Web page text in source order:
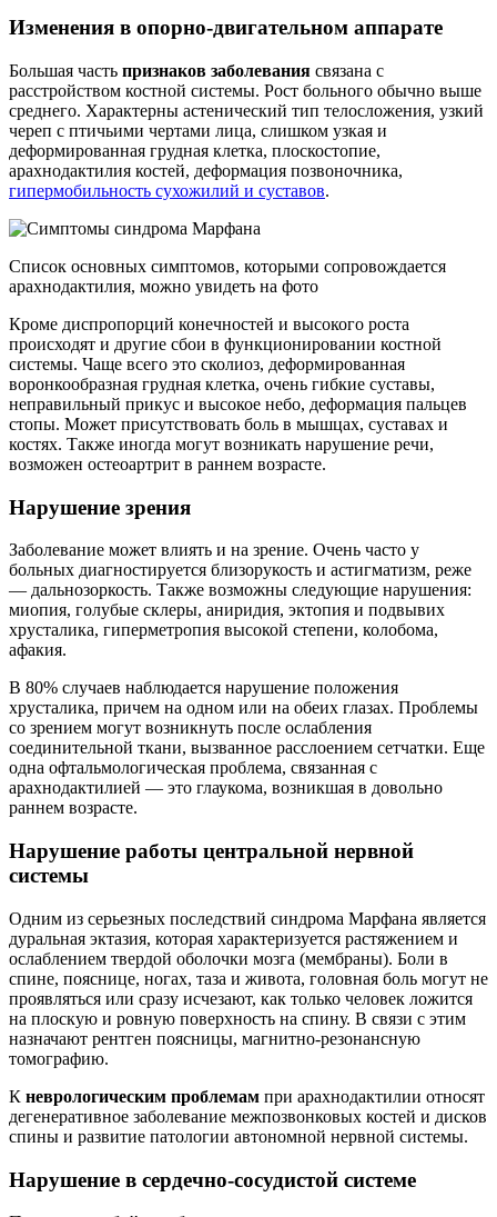
Изменения в опорно-двигательном аппарате
Большая часть признаков заболевания связана с
расстройством костной системы. Рост больного обычно выше
среднего. Характерны астенический тип телосложения, узкий
череп с птичьими чертами лица, слишком узкая и
деформированная грудная клетка, плоскостопие,
арахнодактилия костей, деформация позвоночника,
гипермобильность сухожилий и суставов.
Список основных симптомов, которыми сопровождается
арахнодактилия, можно увидеть на фото
Кроме диспропорций конечностей и высокого роста
происходят и другие сбои в функционировании костной
системы. Чаще всего это сколиоз, деформированная
воронкообразная грудная клетка, очень гибкие суставы,
неправильный прикус и высокое небо, деформация пальцев
стопы. Может присутствовать боль в мышцах, суставах и
костях. Также иногда могут возникать нарушение речи,
возможен остеоартрит в раннем возрасте.
Нарушение зрения
Заболевание может влиять и на зрение. Очень часто у
больных диагностируется близорукость и астигматизм, реже
— дальнозоркость. Также возможны следующие нарушения:
миопия, голубые склеры, аниридия, эктопия и подвывих
хрусталика, гиперметропия высокой степени, колобома,
афакия.
В 80% случаев наблюдается нарушение положения
хрусталика, причем на одном или на обеих глазах. Проблемы
со зрением могут возникнуть после ослабления
соединительной ткани, вызванное расслоением сетчатки. Еще
одна офтальмологическая проблема, связанная с
арахнодактилией — это глаукома, возникшая в довольно
раннем возрасте.
Нарушение работы центральной нервной
системы
Одним из серьезных последствий синдрома Марфана является
дуральная эктазия, которая характеризуется растяжением и
ослаблением твердой оболочки мозга (мембраны). Боли в
спине, пояснице, ногах, таза и живота, головная боль могут не
проявляться или сразу исчезают, как только человек ложится
на плоскую и ровную поверхность на спину. В связи с этим
назначают рентген поясницы, магнитно-резонансную
томографию.
К неврологическим проблемам при арахнодактилии относят
дегенеративное заболевание межпозвонковых костей и дисков
спины и развитие патологии автономной нервной системы.
Нарушение в сердечно-сосудистой системе